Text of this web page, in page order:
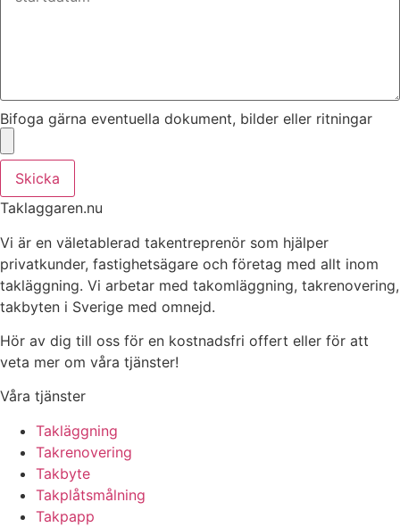
Bifoga gärna eventuella dokument, bilder eller ritningar
Skicka
Taklaggaren.nu
Vi är en väletablerad takentreprenör som hjälper
privatkunder, fastighetsägare och företag med allt inom
takläggning. Vi arbetar med takomläggning, takrenovering,
takbyten i Sverige med omnejd.
Hör av dig till oss för en kostnadsfri offert eller för att
veta mer om våra tjänster!
Våra tjänster
Takläggning
Takrenovering
Takbyte
Takplåtsmålning
Takpapp